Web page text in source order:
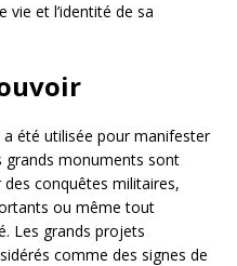
et l’identité de sa
a été utilisée pour manifester
grands monuments sont
conquêtes militaires,
ou même tout
Les grands projets
comme des signes de